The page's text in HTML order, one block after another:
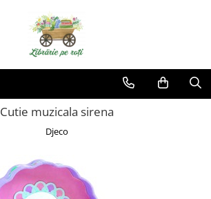
Cutie muzicala sirena
Djeco